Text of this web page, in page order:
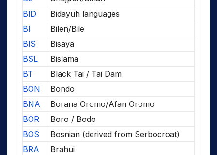
BID
Bidayuh languages
BI
Bilen/Bile
BIS
Bisaya
BSL
Bislama
BT
Black Tai / Tai Dam
BON
Bondo
BNA
Borana Oromo/Afan Oromo
BOR
Boro / Bodo
BOS
Bosnian (derived from Serbocroat)
BRA
Brahui